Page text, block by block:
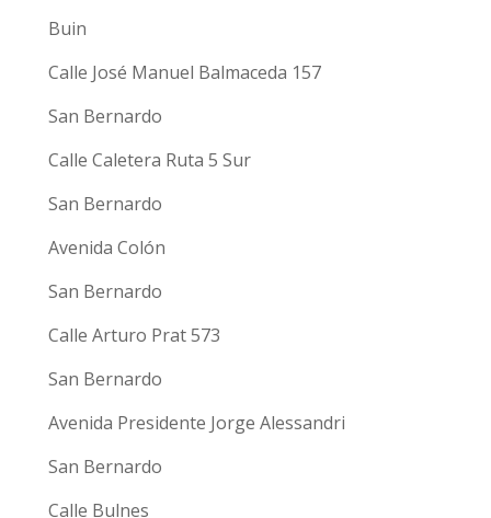
Buin
Calle José Manuel Balmaceda 157
San Bernardo
Calle Caletera Ruta 5 Sur
San Bernardo
Avenida Colón
San Bernardo
Calle Arturo Prat 573
San Bernardo
Avenida Presidente Jorge Alessandri
San Bernardo
Calle Bulnes